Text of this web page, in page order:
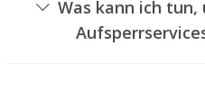
Türschloss aufzubohren.
neuen Türzylinder ein,
Was kann ich tun,